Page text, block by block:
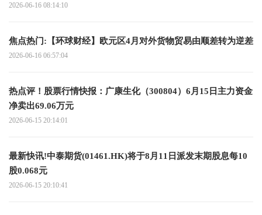
2026-06-16 08:14:10
焦点热门:【环球财经】欧元区4月对外货物贸易由顺差转为逆差
2026-06-16 06:57:04
热点评！股票行情快报：广康生化（300804）6月15日主力资金
净卖出69.06万元
2026-06-15 20:14:01
最新快讯!中泰期货(01461.HK)将于8月11日派发末期股息每10
股0.068元
2026-06-15 20:10:41